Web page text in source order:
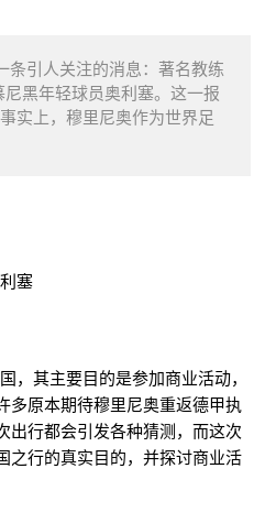
条引人关注的消息：著名教练
黑年轻球员奥利塞。这一报
实上，穆里尼奥作为世界足
，其主要目的是参加商业活动，
多原本期待穆里尼奥重返德甲执
出行都会引发各种猜测，而这次
之行的真实目的，并探讨商业活